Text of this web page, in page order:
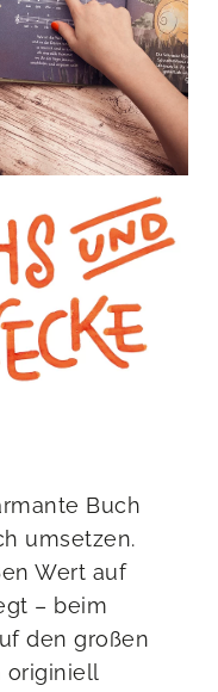
Buch
umsetzen.
Wert auf
– beim
den großen
originiell